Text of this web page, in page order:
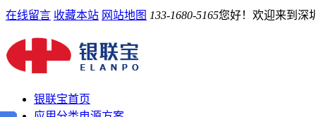
在线留言 收藏本站 网站地图 133-1680-5165您好！欢迎来到深
银联宝首页